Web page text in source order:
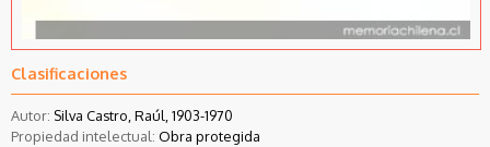
Clasificaciones
Autor: Silva Castro, Raúl, 1903-1970
Propiedad intelectual: Obra protegida